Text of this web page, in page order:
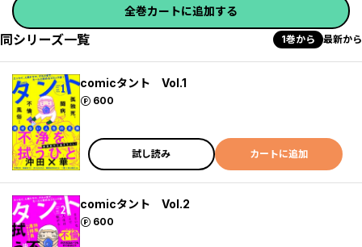
全巻カートに追加する
同シリーズ一覧 1巻から 最新から
comicタント Vol.1
600
ポイント
試し読み カートに追加
comicタント Vol.2
600
ポイント